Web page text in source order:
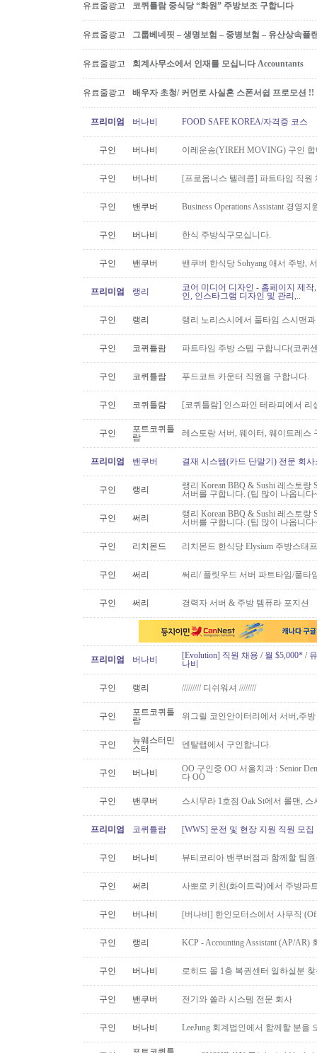
유료줄광고 코퀴틀람 중식당 “화원” 주방보조 구합니다
유료줄광고 그룹베네핏 – 생명보험 – 중병보험 – 유산상속플
유료줄광고 회계사무소에서 인재를 모십니다 Accountants
유료줄광고 배우자 초청/ 커먼로 사실혼 스폰서쉽 프로모션 !!
프리미엄 버나비 FOOD SAFE KOREA/자격증 코스
구인 버나비 이레운송(YIREH MOVING) 구인
구인 버나비 [프로옴니스 텔레콤] 파트타임 직원
구인 밴쿠버 Business Operations Assistant 경영
구인 버나비 한식 주방식구모십니다.
구인 밴쿠버 밴쿠버 한식당 Sohyang 애서 주방,
프리미엄 랭리
코어 미디어 디자인 - 홈페이지 제
인, 인스타그램 디자인 및 관리,..
구인 랭리 랭리 노리스시에서 풀타임 스시맨
구인 코퀴틀람 파트타임 주방 스텝 구합니다(코퀴
구인 코퀴틀람 푸드코트 카운터 직원을 구합니다.
구인 코퀴틀람 [코퀴틀람] 인스파인 테라피에서 리
구인
포트코퀴틀
람
레스토랑 서버, 웨이터, 웨이트레스
프리미엄 밴쿠버 결재 시스템(카드 단말기) 전문 회
구인 랭리
랭리 Korean BBQ & Sushi 레스토
서버를 구합니다. (팁 많이 나옵니다
구인 써리
랭리 Korean BBQ & Sushi 레스토
서버를 구합니다. (팁 많이 나옵니다
구인 리치몬드 리치몬드 한식당 Elysium 주방스태
구인 써리 써리/ 플릿우드 서버 파트타임/풀타
구인 써리 경력자 서버 & 주방 템퓨라 포지션
프리미엄 버나비
[Evolution] 직원 채용 / 월 $5,000* /
나비
구인 랭리 ///////// 디쉬워셔 ////////
구인
포트코퀴틀
람
위그릴 코인안이터리에서 서버,주
구인
뉴웨스터민
스터
덴탈랩에서 구인합니다.
구인 버나비
OO 구인중 OO 서울치과 : Senior
다 OO
구인 밴쿠버 스시무라 1호점 Oak St에서 롤맨,
프리미엄 코퀴틀람 [WWS] 운전 및 현장 지원 직원 모집
구인 버나비 뷰티코리아 밴쿠버점과 함께할 팀
구인 써리 사뽀로 키친(화이트락)에서 주방파
구인 버나비 [버나비] 한인모터스에서 사무직
구인 랭리 KCP - Accounting Assistant (AP/
구인 버나비 로히드 몰 1층 복권센터 일하실분
구인 밴쿠버 전기와 쏠라 시스템 전문 회사
구인 버나비 LeeJung 회계법인에서 함께할 분을